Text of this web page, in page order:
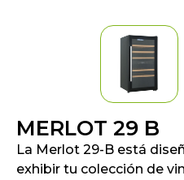
MERLOT 29 B
La Merlot 29-B está
exhibir tu colección de